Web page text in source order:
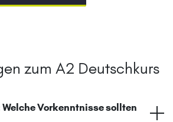
zum A2 Deutschkurs
Vorkenntnisse sollten